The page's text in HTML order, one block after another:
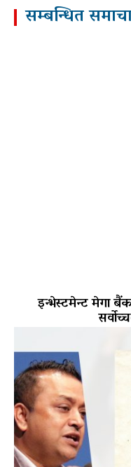
सम्बन्धित
इन्भेस्टमेन्ट मेगा